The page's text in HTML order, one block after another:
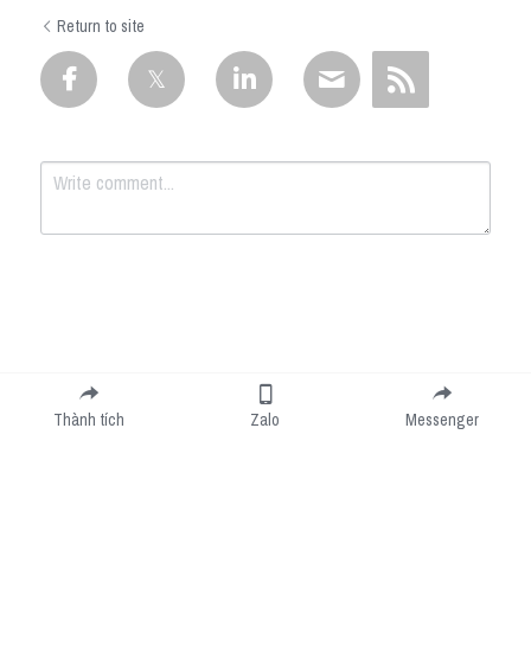
Return to site
Submit
Thành tích Zalo Messenger